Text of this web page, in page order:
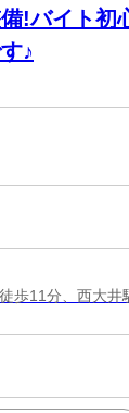
!バイト
♪
歩11分、西大井